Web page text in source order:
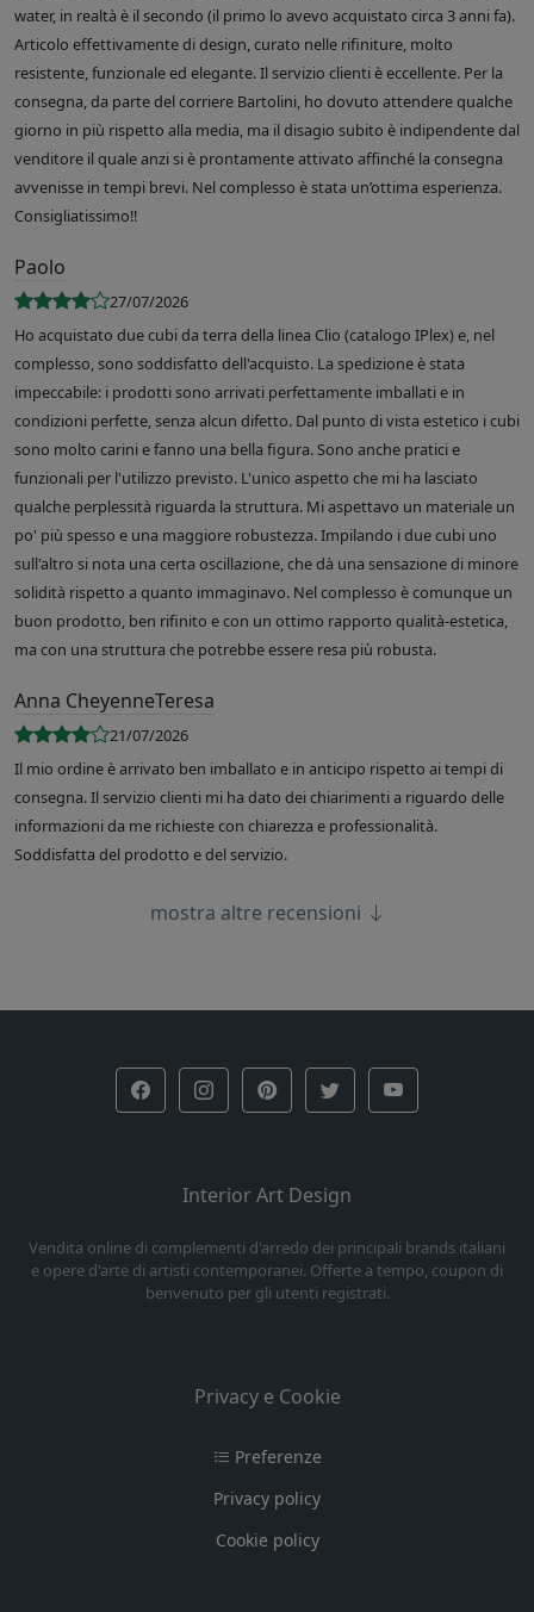
water, in realtà è il secondo (il primo lo avevo acquistato circa 3 anni fa).
Articolo effettivamente di design, curato nelle rifiniture, molto
resistente, funzionale ed elegante. Il servizio clienti è eccellente. Per la
consegna, da parte del corriere Bartolini, ho dovuto attendere qualche
giorno in più rispetto alla media, ma il disagio subito è indipendente dal
venditore il quale anzi si è prontamente attivato affinché la consegna
avvenisse in tempi brevi. Nel complesso è stata un’ottima esperienza.
Consigliatissimo!!
Paolo
27/07/2026
Ho acquistato due cubi da terra della linea Clio (catalogo IPlex) e, nel
complesso, sono soddisfatto dell'acquisto. La spedizione è stata
impeccabile: i prodotti sono arrivati perfettamente imballati e in
condizioni perfette, senza alcun difetto. Dal punto di vista estetico i cubi
sono molto carini e fanno una bella figura. Sono anche pratici e
funzionali per l'utilizzo previsto. L'unico aspetto che mi ha lasciato
qualche perplessità riguarda la struttura. Mi aspettavo un materiale un
po' più spesso e una maggiore robustezza. Impilando i due cubi uno
sull'altro si nota una certa oscillazione, che dà una sensazione di minore
solidità rispetto a quanto immaginavo. Nel complesso è comunque un
buon prodotto, ben rifinito e con un ottimo rapporto qualità-estetica,
ma con una struttura che potrebbe essere resa più robusta.
Anna CheyenneTeresa
21/07/2026
Il mio ordine è arrivato ben imballato e in anticipo rispetto ai tempi di
consegna. Il servizio clienti mi ha dato dei chiarimenti a riguardo delle
informazioni da me richieste con chiarezza e professionalità.
Soddisfatta del prodotto e del servizio.
mostra altre recensioni
Interior Art Design
Vendita online di complementi d'arredo dei principali brands italiani
e opere d'arte di artisti contemporanei. Offerte a tempo, coupon di
benvenuto per gli utenti registrati.
Privacy e Cookie
Preferenze
Privacy policy
Cookie policy